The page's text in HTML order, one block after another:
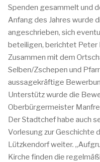
Spenden gesammelt und
Anfang des Jahres wurde
angeschrieben, sich
beteiligen, berichtet Peter
Zusammen mit dem
Selben/Zschepen und
aussagekräftige
Unterstütz wurde die
Oberbürgermeister
Der Stadtchef habe auch
Vorlesung zur Geschichte
Lützkendorf weiter.
Kirche finden die